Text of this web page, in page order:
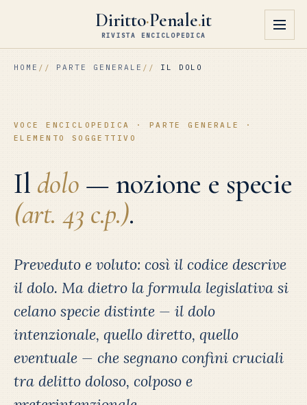
Diritto·Penale.it
RIVISTA ENCICLOPEDICA
HOME PARTE GENERALE IL DOLO
VOCE ENCICLOPEDICA · PARTE GENERALE ·
ELEMENTO SOGGETTIVO
Il dolo — nozione e specie
(art. 43 c.p.).
Preveduto e voluto: così il codice descrive
il dolo. Ma dietro la formula legislativa si
celano specie distinte — il dolo
intenzionale, quello diretto, quello
eventuale — che segnano confini cruciali
tra delitto doloso, colposo e